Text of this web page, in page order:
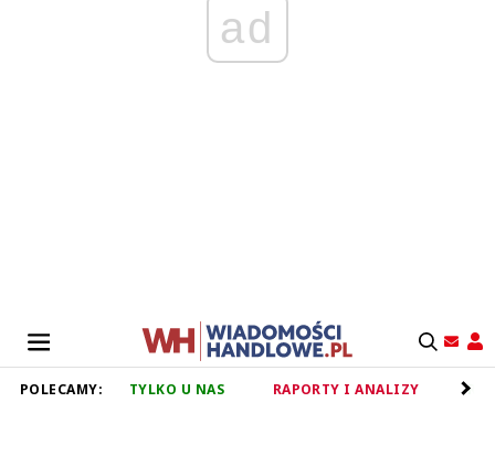
ad
POLECAMY: TYLKO U NAS RAPORTY I ANALIZY